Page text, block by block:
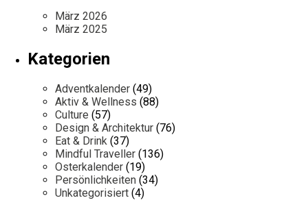
März 2026
März 2025
Kategorien
Adventkalender (49)
Aktiv & Wellness (88)
Culture (57)
Design & Architektur (76)
Eat & Drink (37)
Mindful Traveller (136)
Osterkalender (19)
Persönlichkeiten (34)
Unkategorisiert (4)